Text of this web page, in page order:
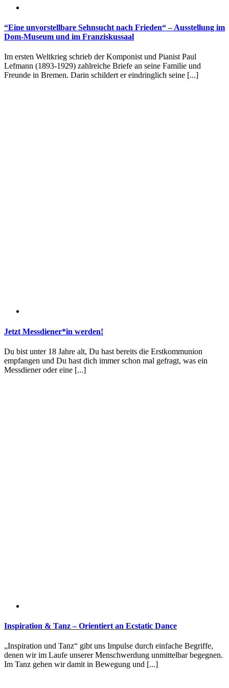
“Eine unvorstellbare Sehnsucht nach Frieden“ – Ausstellung im
Dom-Museum und im Franziskussaal
Im ersten Weltkrieg schrieb der Komponist und Pianist Paul
Lefmann (1893-1929) zahlreiche Briefe an seine Familie und
Freunde in Bremen. Darin schildert er eindringlich seine [...]
Jetzt Messdiener*in werden!
Du bist unter 18 Jahre alt, Du hast bereits die Erstkommunion
empfangen und Du hast dich immer schon mal gefragt, was ein
Messdiener oder eine [...]
Inspiration & Tanz – Orientiert an Ecstatic Dance
„Inspiration und Tanz“ gibt uns Impulse durch einfache Begriffe,
denen wir im Laufe unserer Menschwerdung unmittelbar begegnen.
Im Tanz gehen wir damit in Bewegung und [...]